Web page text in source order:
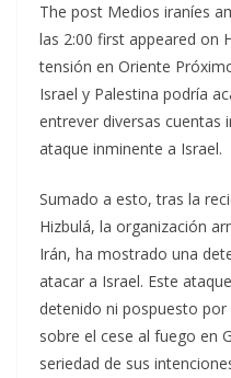
The post Medios iraníes
las 2:00 first appeared on
tensión en Oriente
Israel y Palestina podría
entrever diversas cuentas
ataque inminente a Israel.
Sumado a esto, tras la
Hizbulá, la organización
Irán, ha mostrado una
atacar a Israel. Este
detenido ni pospuesto
sobre el cese al fuego en
seriedad de sus